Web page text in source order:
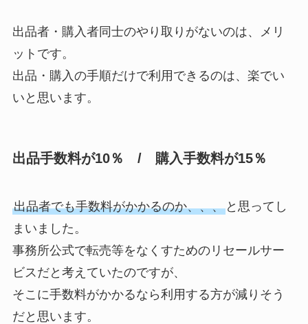
出品者・購入者同士のやり取りがないのは、メリ
ットです。
出品・購入の手順だけで利用できるのは、楽でい
いと思います。
出品手数料が10％ / 購入手数料が15％
出品者でも手数料がかかるのか、、、と思ってし
まいました。
事務所公式で転売等をなくすためのリセールサー
ビスだと考えていたのですが、
そこに手数料がかかるなら利用する方が減りそう
だと思います。